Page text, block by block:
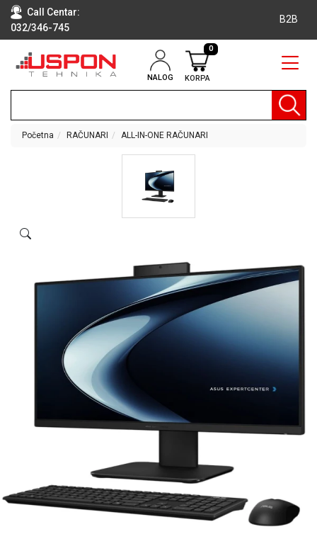
Call Centar:
032/346-745
B2B
NALOG KORPA
0
RAČUNARI
TEHNIKA
VIDEO
TELEFONI
NEGA
Početna RAČUNARI ALL-IN-ONE RAČUNARI